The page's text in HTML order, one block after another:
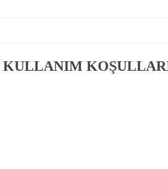
KULLANIM